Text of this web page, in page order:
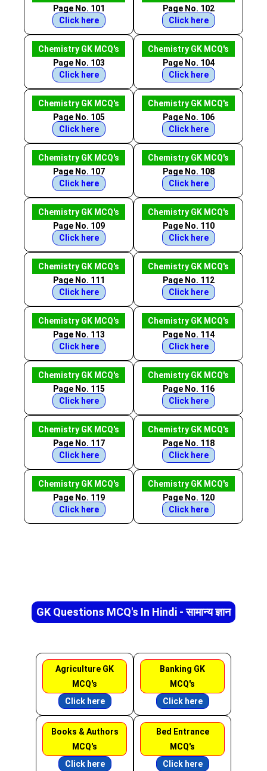
Page No. 101
Click here
Page No. 102
Click here
Chemistry GK MCQ's
Page No. 103
Click here
Chemistry GK MCQ's
Page No. 104
Click here
Chemistry GK MCQ's
Page No. 105
Click here
Chemistry GK MCQ's
Page No. 106
Click here
Chemistry GK MCQ's
Page No. 107
Click here
Chemistry GK MCQ's
Page No. 108
Click here
Chemistry GK MCQ's
Page No. 109
Click here
Chemistry GK MCQ's
Page No. 110
Click here
Chemistry GK MCQ's
Page No. 111
Click here
Chemistry GK MCQ's
Page No. 112
Click here
Chemistry GK MCQ's
Page No. 113
Click here
Chemistry GK MCQ's
Page No. 114
Click here
Chemistry GK MCQ's
Page No. 115
Click here
Chemistry GK MCQ's
Page No. 116
Click here
Chemistry GK MCQ's
Page No. 117
Click here
Chemistry GK MCQ's
Page No. 118
Click here
Chemistry GK MCQ's
Page No. 119
Click here
Chemistry GK MCQ's
Page No. 120
Click here
GK Questions MCQ's In Hindi - सामान्य ज्ञान
Agriculture GK
MCQ's
Click here
Banking GK
MCQ's
Click here
Books & Authors
MCQ's
Click here
Bed Entrance
MCQ's
Click here